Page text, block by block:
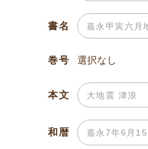
書名
巻号
本文
和暦